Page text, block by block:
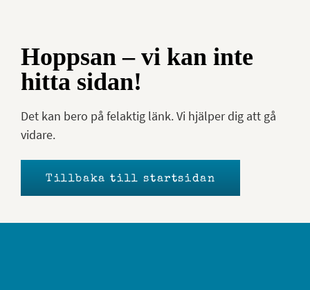
Hoppsan – vi kan inte
hitta sidan!
Det kan bero på felaktig länk. Vi hjälper dig att gå
vidare.
Tillbaka till startsidan